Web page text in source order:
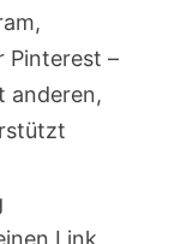
Pinterest –
anderen,
Link